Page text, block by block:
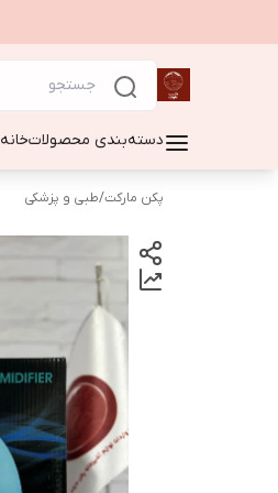
دسته‌بندی محصولاتخانه
پکن مارکت/طبی و پزشکی